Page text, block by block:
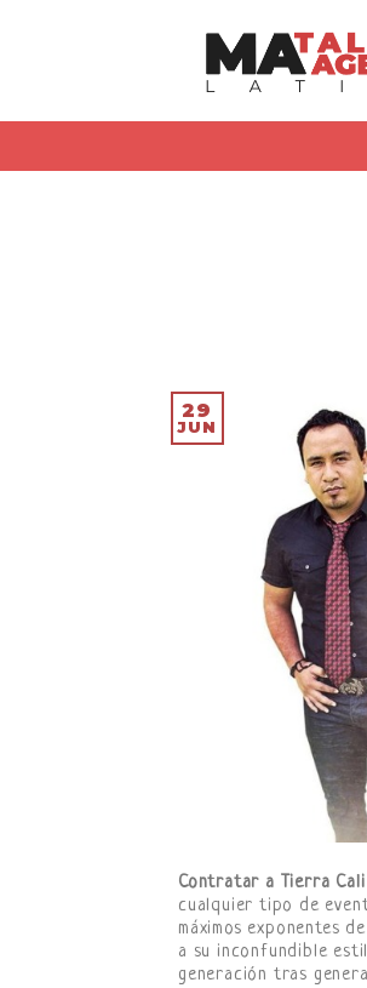
29
JUN
Contratar a Tierra Cali
cualquier tipo de
máximos exponentes
a su inconfundible
generación tras